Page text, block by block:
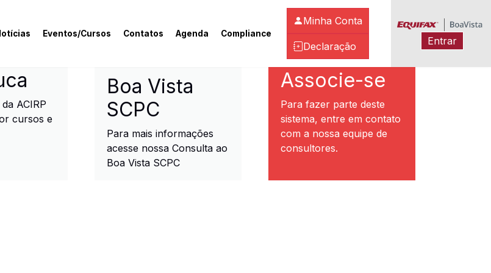
Eventos/Cursos Contatos Agenda Compliance
Minha Conta
Declaração Entrar
e Industrial de Ribeirão Preto
ACIRP
cursos e
Boa Vista
SCPC
Para mais informações
acesse nossa Consulta ao
Boa Vista SCPC
Associe-se
Para fazer parte deste
sistema, entre em contato
com a nossa equipe de
consultores.